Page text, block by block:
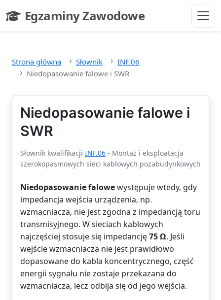
Egzaminy Zawodowe
- strona główna
Strona główna Słownik
INF.06
Niedopasowanie falowe i SWR
Niedopasowanie falowe i
SWR
Słownik kwalifikacji INF.06 - Montaż i eksploatacja
szerokopasmowych sieci kablowych pozabudynkowych
Niedopasowanie falowewystępuje wtedy, gdy
impedancja wejścia urządzenia, np.
wzmacniacza, nie jest zgodna z impedancją toru
transmisyjnego. W sieciach kablowych
najczęściej stosuje się impedancję75 Ω. Jeśli
wejście wzmacniacza nie jest prawidłowo
dopasowane do kabla koncentrycznego, część
energii sygnału nie zostaje przekazana do
wzmacniacza, lecz odbija się od jego wejścia.